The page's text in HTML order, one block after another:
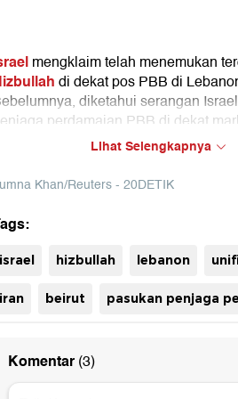
mengklaim telah menemukan
di dekat pos PBB di
diketahui serangan
perdamaian PBB di dekat
UNIFIL di Naqoura, Lebanon selatan.
Lihat Selengkapnya
Khan/Reuters - 20DETIK
israel hizbullah lebanon
iran beirut pasukan penjaga